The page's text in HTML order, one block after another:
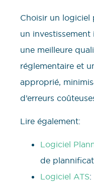
Choisir un logiciel
un investissement
une meilleure
réglementaire et
approprié,
d’erreurs
Lire également:
Logiciel
de
Logiciel ATS: